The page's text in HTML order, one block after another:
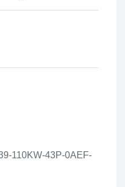
110KW-43P-0AEF-